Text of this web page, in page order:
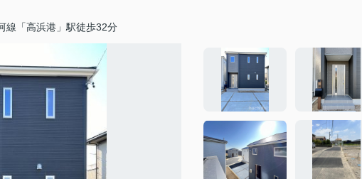
線「高浜港」駅徒歩32分